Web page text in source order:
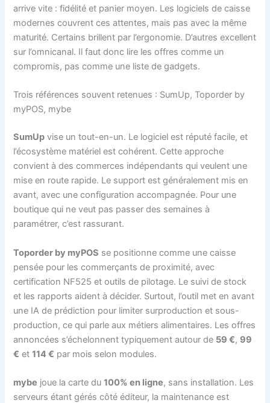
arrive vite : fidélité et panier moyen. Les logiciels de caisse
modernes couvrent ces attentes, mais pas avec la même
maturité. Certains brillent par l’ergonomie. D’autres excellent
sur l’omnicanal. Il faut donc lire les offres comme un
compromis, pas comme une liste de gadgets.
Trois références souvent retenues : SumUp, Toporder by
myPOS, mybe
SumUp vise un tout-en-un. Le logiciel est réputé facile, et
l’écosystème matériel est cohérent. Cette approche
convient à des commerces indépendants qui veulent une
mise en route rapide. Le support est généralement mis en
avant, avec une configuration accompagnée. Pour une
boutique qui ne veut pas passer des semaines à
paramétrer, c’est rassurant.
Toporder by myPOS se positionne comme une caisse
pensée pour les commerçants de proximité, avec
certification NF525 et outils de pilotage. Le suivi de stock
et les rapports aident à décider. Surtout, l’outil met en avant
une IA de prédiction pour limiter surproduction et sous-
production, ce qui parle aux métiers alimentaires. Les offres
annoncées s’échelonnent typiquement autour de 59 €, 99
€ et114 € par mois selon modules.
mybe joue la carte du100% en ligne, sans installation. Les
serveurs étant gérés côté éditeur, la maintenance est